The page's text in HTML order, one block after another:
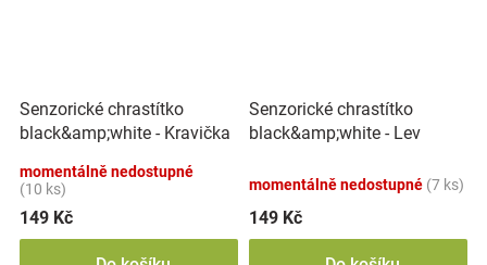
Senzorické chrastítko
black&amp;white - Kravička
momentálně nedostupné
(10 ks)
149 Kč
Senzorické chrastítko
black&amp;white - Lev
momentálně nedostupné (7 ks)
149 Kč